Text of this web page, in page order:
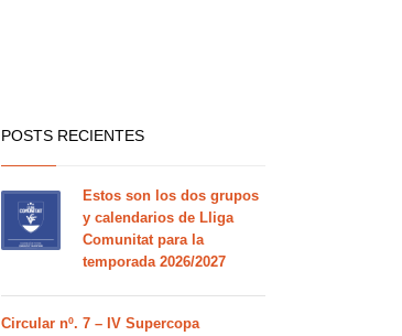
POSTS RECIENTES
Estos son los dos grupos
y calendarios de Lliga
Comunitat para la
temporada 2026/2027
Circular nº. 7 – IV Supercopa